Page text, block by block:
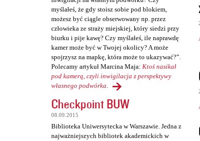
myślałeś, że gdy stoisz sobie pod blokiem,
możesz być ciągle obserwowany np. przez
człowieka ze straży miejskiej, który siedzi przy
biurku i pije kawę? Czy myślałeś, ile naprawdę
kamer może być w Twojej okolicy? A może
spojrzysz na mapkę, która może to ukazywać?”.
Polecamy artykuł Marcina Maja: Ktoś nasikał
pod kamerą, czyli inwigilacja z perspektywy
własnego podwórka.
Checkpoint BUW
08.09.2015
Biblioteka Uniwersytecka w Warszawie. Jedna z
najważniejszych bibliotek akademickich w